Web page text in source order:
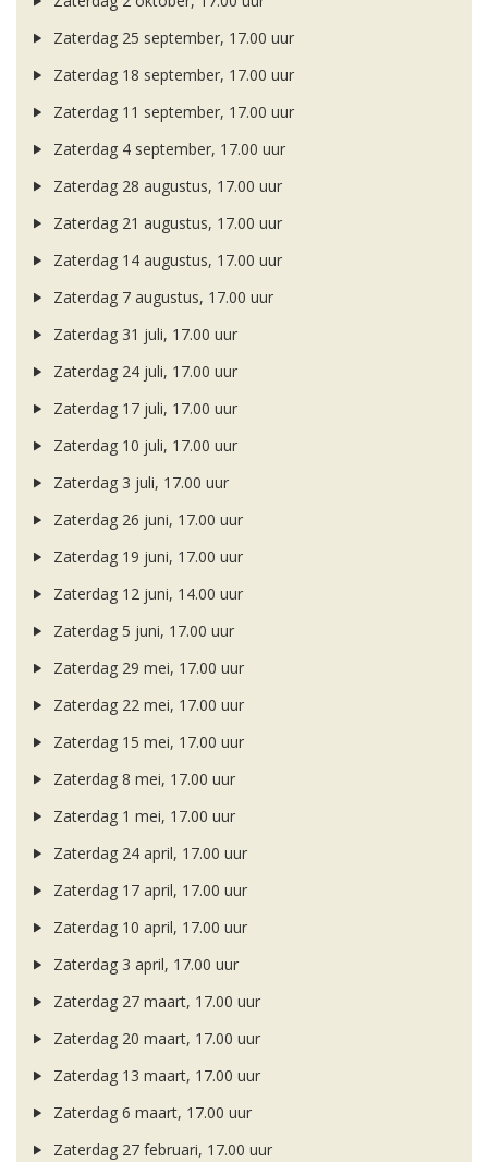
Zaterdag 25 september, 17.00 uur
Zaterdag 18 september, 17.00 uur
Zaterdag 11 september, 17.00 uur
Zaterdag 4 september, 17.00 uur
Zaterdag 28 augustus, 17.00 uur
Zaterdag 21 augustus, 17.00 uur
Zaterdag 14 augustus, 17.00 uur
Zaterdag 7 augustus, 17.00 uur
Zaterdag 31 juli, 17.00 uur
Zaterdag 24 juli, 17.00 uur
Zaterdag 17 juli, 17.00 uur
Zaterdag 10 juli, 17.00 uur
Zaterdag 3 juli, 17.00 uur
Zaterdag 26 juni, 17.00 uur
Zaterdag 19 juni, 17.00 uur
Zaterdag 12 juni, 14.00 uur
Zaterdag 5 juni, 17.00 uur
Zaterdag 29 mei, 17.00 uur
Zaterdag 22 mei, 17.00 uur
Zaterdag 15 mei, 17.00 uur
Zaterdag 8 mei, 17.00 uur
Zaterdag 1 mei, 17.00 uur
Zaterdag 24 april, 17.00 uur
Zaterdag 17 april, 17.00 uur
Zaterdag 10 april, 17.00 uur
Zaterdag 3 april, 17.00 uur
Zaterdag 27 maart, 17.00 uur
Zaterdag 20 maart, 17.00 uur
Zaterdag 13 maart, 17.00 uur
Zaterdag 6 maart, 17.00 uur
Zaterdag 27 februari, 17.00 uur